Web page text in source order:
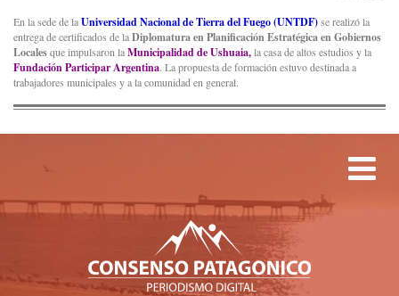
En la sede de laUniversidad Nacional de Tierra del Fuego (UNTDF)se realizó la
entrega de certificados de laDiplomatura en Planificación Estratégica en Gobiernos
Localesque impulsaron laMunicipalidad de Ushuaia,la casa de altos estudios y la
Fundación Participar Argentina. La propuesta de formación estuvo destinada a
trabajadores municipales y a la comunidad en general.